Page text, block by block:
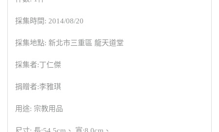
採集時間: 2014/08/20
採集地點: 新北市三重區 龍天道堂
採集者:丁仁傑
捐贈者:李雅琪
用途: 宗教用品